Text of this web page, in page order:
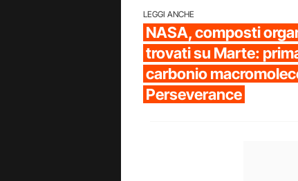
LEGGI ANCHE
NASA, composti
trovati su Marte:
carbonio
Perseverance